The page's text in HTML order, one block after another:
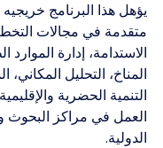
يؤهل هذا البرنامج خريجيه
متقدمة في مجالات
الاستدامة، إدارة الموارد
المناخ، التحليل المكاني،
التنمية الحضرية
العمل في مراكز
الدولية.